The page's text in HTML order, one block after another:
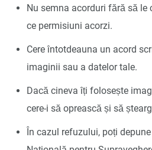
Nu semna acorduri fără să le
ce permisiuni acorzi.
Cere întotdeauna un acord
imaginii sau a datelor tale.
Dacă cineva îți folosește
cere-i să oprească și să
În cazul refuzului, poți